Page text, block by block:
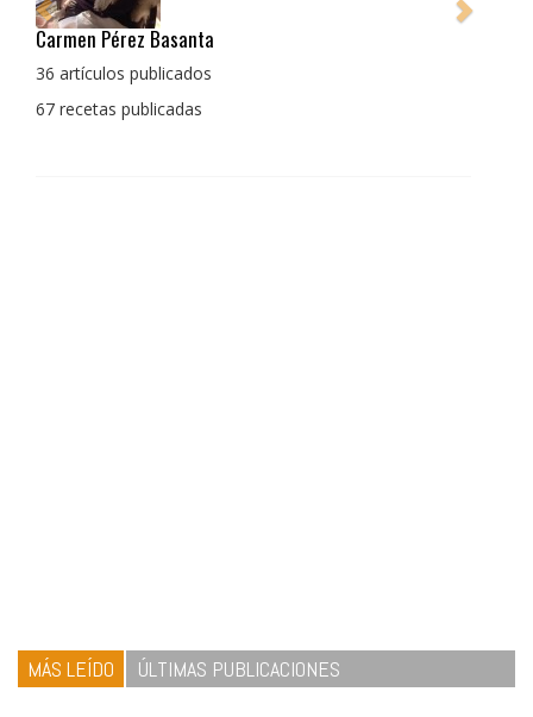
Carmen Pérez Basanta
36 artículos publicados
67 recetas publicadas
MÁS LEÍDO ÚLTIMAS PUBLICACIONES